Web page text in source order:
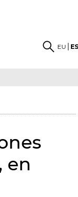
EU
en